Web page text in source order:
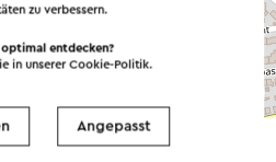
zu verbessern.
entdecken?
in unsererCookie-Politik.
Angepasst